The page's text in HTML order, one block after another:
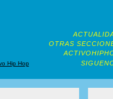
OTRAS